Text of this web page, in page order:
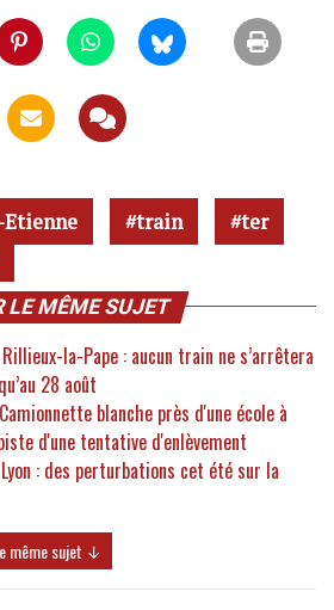
train
ter
LE MÊME SUJET
Rillieux-la-Pape : aucun train ne s’arrêtera
28 août
Camionnette blanche près d'une école à
d'une tentative d'enlèvement
Lyon : des perturbations cet été sur la
même sujet ↓